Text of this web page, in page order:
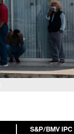
S&P/BMV IPC